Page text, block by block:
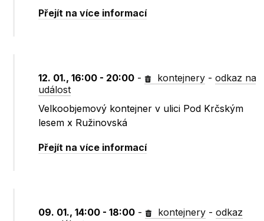
Přejít na více informací
12. 01., 16:00 - 20:00 - kontejnery -odkaz na
událost
Velkoobjemový kontejner v ulici Pod Krčským
lesem x Ružinovská
Přejít na více informací
09. 01., 14:00 - 18:00 - kontejnery -odkaz